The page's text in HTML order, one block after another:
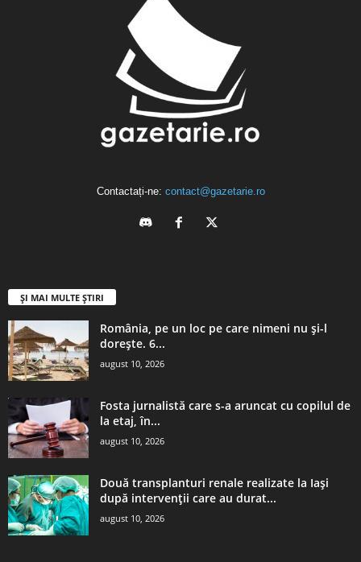
Contactați-ne: contact@gazetarie.ro
ȘI MAI MULTE ȘTIRI
România, pe un loc pe care nimeni nu și-l
dorește. 6...
august 10, 2026
Fosta jurnalistă care s-a aruncat cu copilul de
la etaj, în...
august 10, 2026
Două transplanturi renale realizate la Iași
după intervenții care au durat...
august 10, 2026